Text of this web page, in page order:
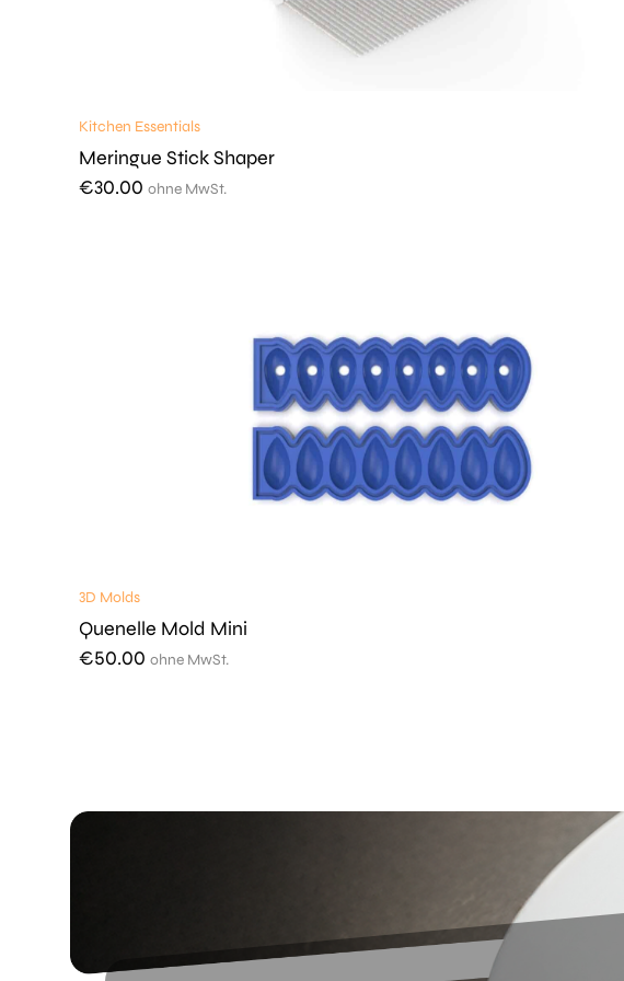
Kitchen Essentials
Meringue Stick Shaper
€30.00 ohne MwSt.
3D Molds
Quenelle Mold Mini
€50.00 ohne MwSt.